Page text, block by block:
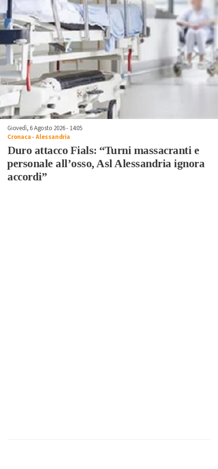
Giovedì, 6 Agosto 2026 - 14:05
Cronaca-Alessandria
Duro attacco Fials: “Turni massacranti e
personale all’osso, Asl Alessandria ignora
accordi”